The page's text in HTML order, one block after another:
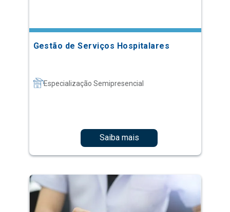
Gestão de Serviços Hospitalares
Especialização Semipresencial
Saiba mais